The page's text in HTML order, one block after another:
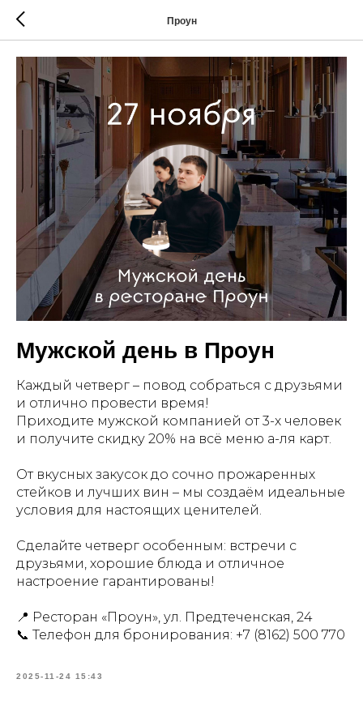
Проун
Мужской день в Проун
Каждый четверг – повод собраться с друзьями
и отлично провести время!
Приходите мужской компанией от 3-х человек
и получите скидку 20% на всё меню а-ля карт.
От вкусных закусок до сочно прожаренных
стейков и лучших вин – мы создаём идеальные
условия для настоящих ценителей.
Сделайте четверг особенным: встречи с
друзьями, хорошие блюда и отличное
настроение гарантированы!
📍 Ресторан «Проун», ул. Предтеченская, 24
📞 Телефон для бронирования: +7 (8162) 500 770
2025-11-24 15:43